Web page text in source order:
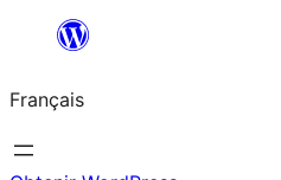
contenu
Français